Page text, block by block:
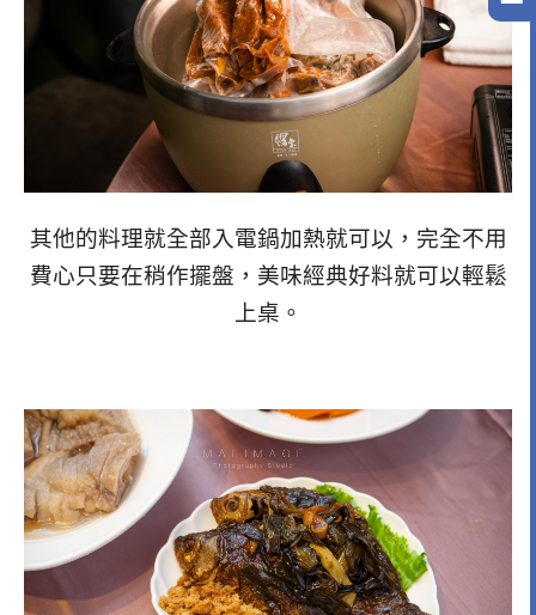
其他的料理就全部入電鍋加熱就可以，完全不用
費心只要在稍作擺盤，美味經典好料就可以輕鬆
上桌。